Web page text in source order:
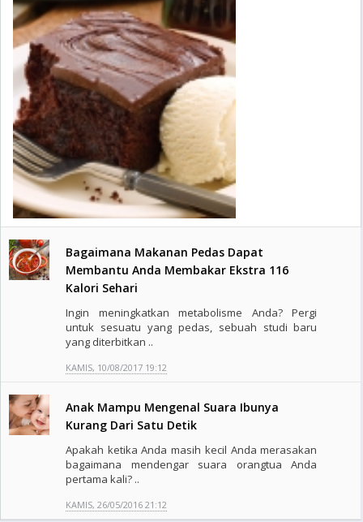
Bagaimana Makanan Pedas Dapat
Membantu Anda Membakar Ekstra 116
Kalori Sehari
Ingin meningkatkan metabolisme Anda? Pergi
untuk sesuatu yang pedas, sebuah studi baru
yang diterbitkan ..
KAMIS, 10/08/2017 19:12
Anak Mampu Mengenal Suara Ibunya
Kurang Dari Satu Detik
Apakah ketika Anda masih kecil Anda merasakan
bagaimana mendengar suara orangtua Anda
pertama kali? ..
KAMIS, 26/05/2016 21:12